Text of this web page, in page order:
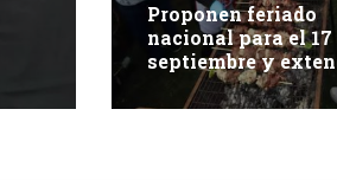
Proponen feriado
nacional para el 17
septiembre y
Fiestas Patrias